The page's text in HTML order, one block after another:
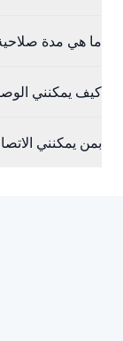
ما هي مدة
كيف يمكنني
بمن يمكنني